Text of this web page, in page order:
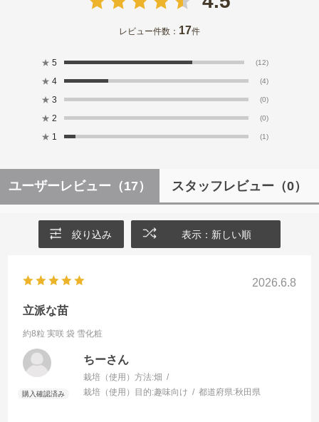
レビュー件数： 17件
★ 5 (12)
★ 4 (4)
★ 3 (0)
★ 2 (0)
★ 1 (1)
ユーザーレビュー （17） スタッフレビュー （0）
絞り込み 表示：新しい順
2026.6.8
立派な苗
約8粒 実咲 袋 雪化粧
ちーさん
栽培（使用）方法:畑
栽培（使用）目的:趣味向け 都道府県:秋田県